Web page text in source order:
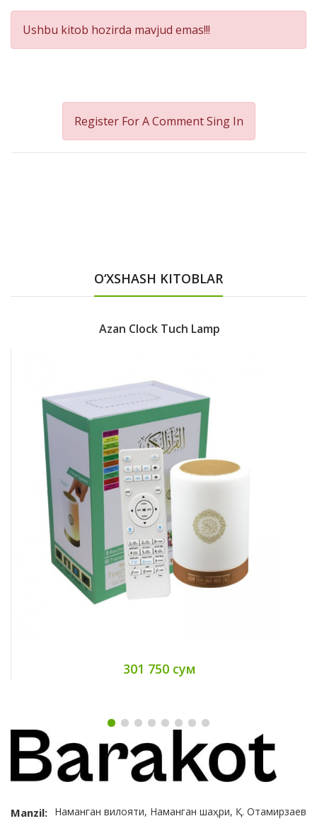
Product
Summery
Ushbu kitob hozirda mavjud emas!!!
Register For A CommentSing In
O‘XSHASH KITOBLAR
Azan Clock Tuch Lamp
301 750 сум
Manzil: Наманган вилояти, Наманган шаҳри, Қ. Отамирзаев